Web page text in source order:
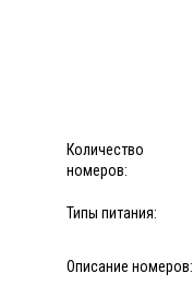
Количество
номеров:
Типы питания:
Описание номеров: